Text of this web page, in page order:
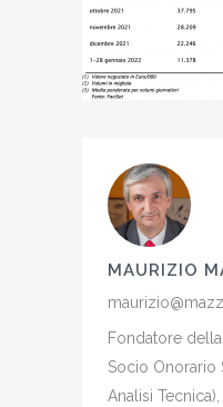
MAURIZIO
Fondatore
Socio Onorario
Analisi